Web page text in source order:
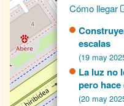
Cómo llegar
escalas
(19 may
La luz no
pero
(20 may